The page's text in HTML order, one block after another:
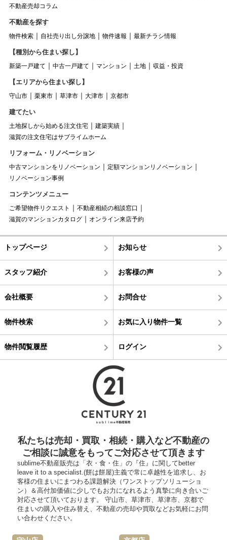
不動産売却コラム
不動産を探す
物件検索 自社売り出し分譲地 物件速報 最新チラシ情報
【種別から住まい探し】
新築一戸建て 中古一戸建て マンション 土地 収益・投資
【エリアから住まい探し】
守山市 栗東市 草津市 大津市 京都市
建てたい
土地探しから始める注文住宅
建築実績
滋賀の注文住宅はサブライムホーム
リフォーム・リノベーション
中古マンションをリノベーション
定額マンションリノベーション
リノベーション事例
コンテンツメニュー
ご希望物件リクエスト
不動産相続の相談窓口
滋賀のマンションカタログ
オンライン来店予約
トップページ お知らせ
スタッフ紹介 お客様の声
会社概要 お問合せ
物件検索 お気に入り物件一覧
物件閲覧履歴 ログイン
私たちは売却・買取・相続・購入など不動産の
ご相談に誠意をもってご対応させて頂きます
sublime不動産販売は「衣・食・住」の『住』に関してbetter
leave it to a specialist.(餅は餅屋)主義で常に卓越性を追求し、お
客様の住まいにまつわる課題解決（ワンストップソリューショ
ン）＆高付加価値に少しでもお力になれるよう真摯に向き合いご
対応させて頂いております。 守山市、草津市、草津市、京都で
住まいの購入や住み替え、不動産の売却や買取などお気軽にお問
い合わせください。